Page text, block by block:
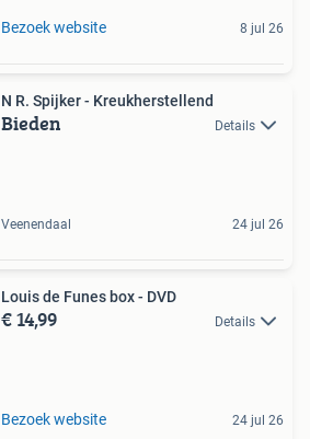
Bezoek website 8 jul 26
N R. Spijker - Kreukherstellend
Bieden Details
Veenendaal 24 jul 26
Louis de Funes box - DVD
€ 14,99 Details
Bezoek website 24 jul 26